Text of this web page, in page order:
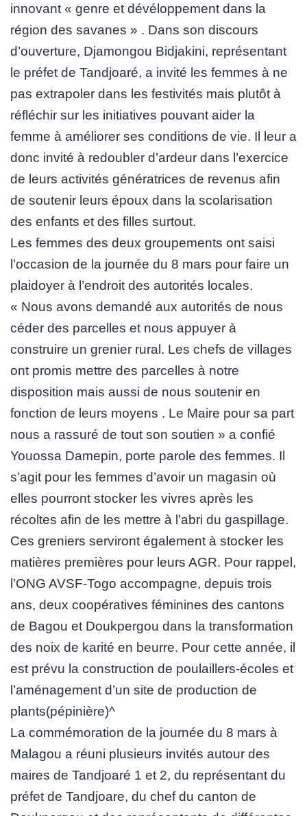
innovant « genre et dévéloppement dans la
région des savanes » . Dans son discours
d’ouverture, Djamongou Bidjakini, représentant
le préfet de Tandjoaré, a invité les femmes à ne
pas extrapoler dans les festivités mais plutôt à
réfléchir sur les initiatives pouvant aider la
femme à améliorer ses conditions de vie. Il leur a
donc invité à redoubler d’ardeur dans l’exercice
de leurs activités génératrices de revenus afin
de soutenir leurs époux dans la scolarisation
des enfants et des filles surtout.
Les femmes des deux groupements ont saisi
l’occasion de la journée du 8 mars pour faire un
plaidoyer à l’endroit des autorités locales.
« Nous avons demandé aux autorités de nous
céder des parcelles et nous appuyer à
construire un grenier rural. Les chefs de villages
ont promis mettre des parcelles à notre
disposition mais aussi de nous soutenir en
fonction de leurs moyens . Le Maire pour sa part
nous a rassuré de tout son soutien » a confié
Youossa Damepin, porte parole des femmes. Il
s’agit pour les femmes d’avoir un magasin où
elles pourront stocker les vivres après les
récoltes afin de les mettre à l’abri du gaspillage.
Ces greniers serviront également à stocker les
matières premières pour leurs AGR. Pour rappel,
l’ONG AVSF-Togo accompagne, depuis trois
ans, deux coopératives féminines des cantons
de Bagou et Doukpergou dans la transformation
des noix de karité en beurre. Pour cette année, il
est prévu la construction de poulaillers-écoles et
l’aménagement d’un site de production de
plants(pépinière)^
La commémoration de la journée du 8 mars à
Malagou a réuni plusieurs invités autour des
maires de Tandjoaré 1 et 2, du représentant du
préfet de Tandjoare, du chef du canton de